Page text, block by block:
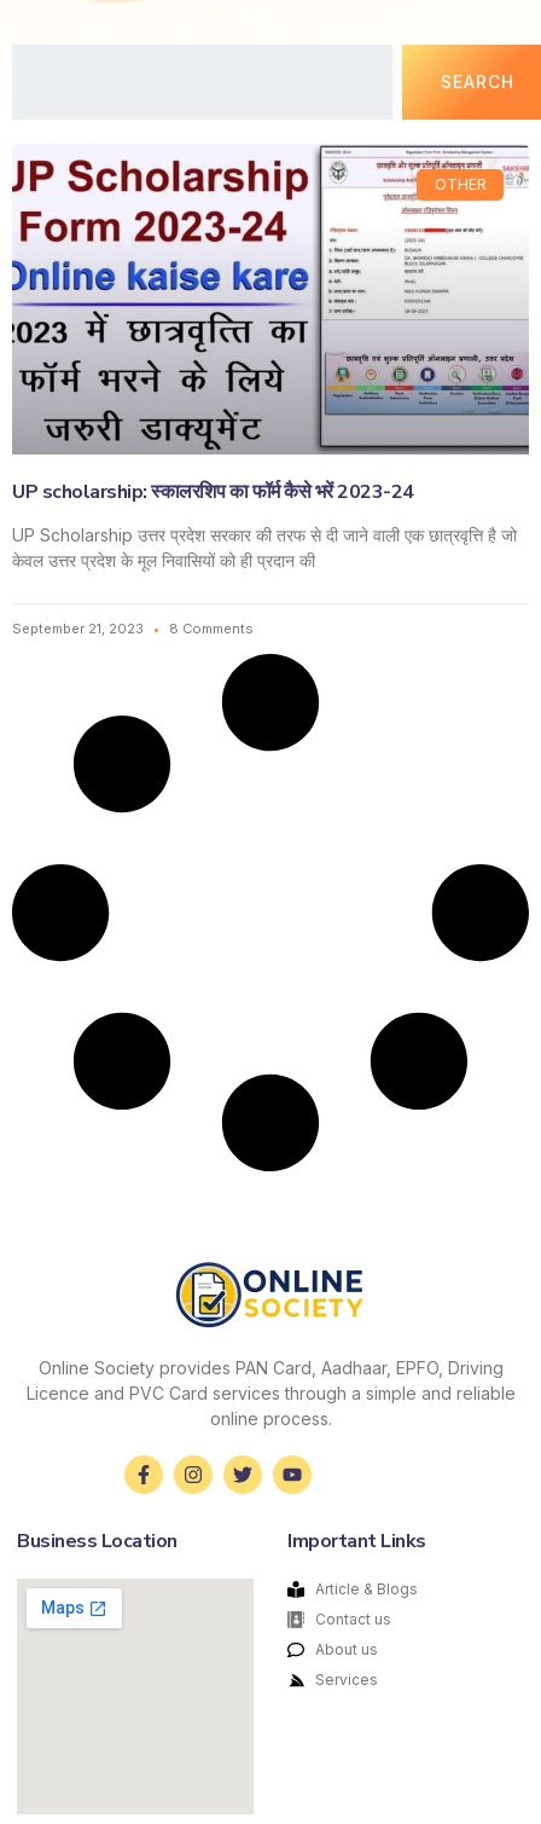
SEARCH
OTHER
UP scholarship: स्कालरशिप का फॉर्म कैसे भरें 2023-24
UP Scholarship उत्तर प्रदेश सरकार की तरफ से दी जाने वाली एक छात्रवृत्ति है जो
केवल उत्तर प्रदेश के मूल निवासियों को ही प्रदान की
September 21, 2023 8 Comments
Online Society provides PAN Card, Aadhaar, EPFO, Driving
Licence and PVC Card services through a simple and reliable
online process.
Business Location Important Links
Article & Blogs
Contact us
About us
Services